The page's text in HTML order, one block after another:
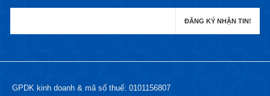
GPDK kinh doanh & mã số thuế: 0101156807